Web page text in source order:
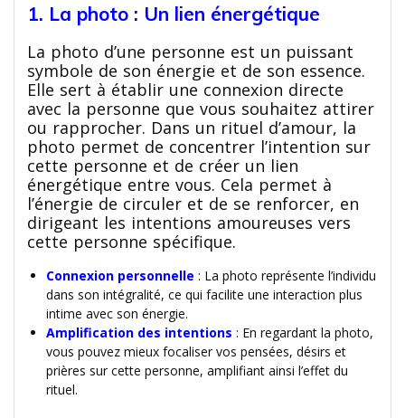
1. La photo : Un lien énergétique
La photo d’une personne est un puissant
symbole de son énergie et de son essence.
Elle sert à établir une connexion directe
avec la personne que vous souhaitez attirer
ou rapprocher. Dans un rituel d’amour, la
photo permet de concentrer l’intention sur
cette personne et de créer un lien
énergétique entre vous. Cela permet à
l’énergie de circuler et de se renforcer, en
dirigeant les intentions amoureuses vers
cette personne spécifique.
Connexion personnelle : La photo représente l’individu
dans son intégralité, ce qui facilite une interaction plus
intime avec son énergie.
Amplification des intentions : En regardant la photo,
vous pouvez mieux focaliser vos pensées, désirs et
prières sur cette personne, amplifiant ainsi l’effet du
rituel.